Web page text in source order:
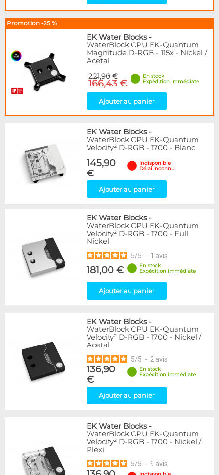
Promotion -25 %
EK Water Blocks-
WaterBlock CPU EK-Quantum
Magnitude D-RGB - 115x - Nickel /
Acetal
221,90 €
166,43 €
En stock
Expédition immédiate
Ajouter au panier
EK Water Blocks-
WaterBlock CPU EK-Quantum
Velocity² D-RGB - 1700 - Blanc
145,90
€
Indisponible
Délai inconnu
Ajouter au panier
EK Water Blocks-
WaterBlock CPU EK-Quantum
Velocity² D-RGB - 1700 - Full
Nickel
5/5 - 1 avis
181,00 €
En stock
Expédition immédiate
Ajouter au panier
EK Water Blocks-
WaterBlock CPU EK-Quantum
Velocity² D-RGB - 1700 - Nickel /
Acetal
5/5 - 2 avis
136,90
€
En stock
Expédition immédiate
Ajouter au panier
EK Water Blocks-
WaterBlock CPU EK-Quantum
Velocity² D-RGB - 1700 - Nickel /
Plexi
5/5 - 9 avis
Indisponible